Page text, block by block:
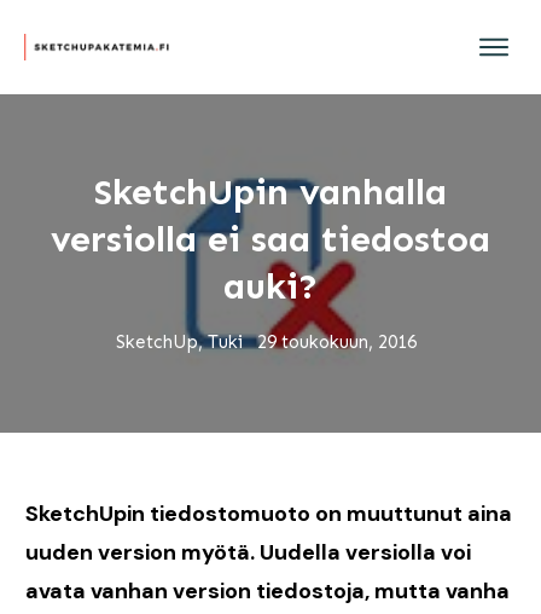
SketchUpin vanhalla
versiolla ei saa tiedostoa
auki?
SketchUp, Tuki 29 toukokuun, 2016
SketchUpin tiedostomuoto on muuttunut aina
uuden version myötä. Uudella versiolla voi
avata vanhan version tiedostoja, mutta vanha